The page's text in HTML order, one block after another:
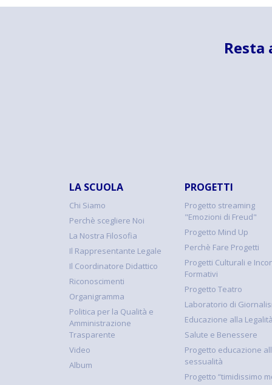
LA SCUOLA
Chi Siamo
Perchè scegliere Noi
La Nostra Filosofia
Il Rappresentante Legale
Il Coordinatore Didattico
Riconoscimenti
Organigramma
Politica per la Qualità e
Amministrazione
Trasparente
Video
Album
PROGETTI
Progetto streaming
"Emozioni di Freud"
Progetto Mind Up
Perchè Fare Progetti
Progetti Culturali e
Formativi
Progetto Teatro
Laboratorio di
Educazione alla Legalità
Salute e Benessere
Progetto educazione
sessualità
Progetto “timidissimo